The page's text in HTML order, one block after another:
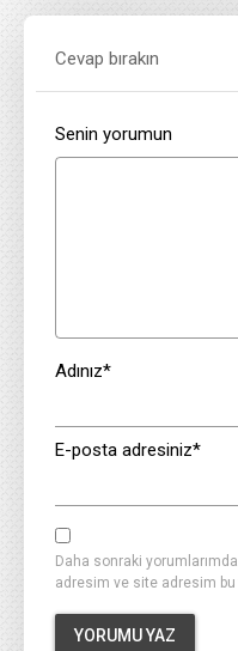
Cevap bırakın
Senin yorumun
Adınız*
E-posta adresiniz*
Daha sonraki
adresim ve site adresim bu